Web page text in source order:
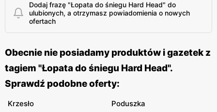
Dodaj frazę "Łopata do śniegu Hard Head" do
ulubionych, a otrzymasz powiadomienia o nowych
ofertach
Obecnie nie posiadamy produktów i gazetek z
tagiem "Łopata do śniegu Hard Head".
Sprawdź podobne oferty:
Krzesło
Poduszka